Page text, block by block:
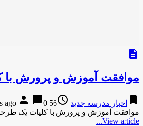
description
موافقت آموزش و پرورش با
bookmark اخبار مدرسه جدید access_time
56 years ago
person chat_bubble0
موافقت آموزش و پرورش با کلیات یک
View article...